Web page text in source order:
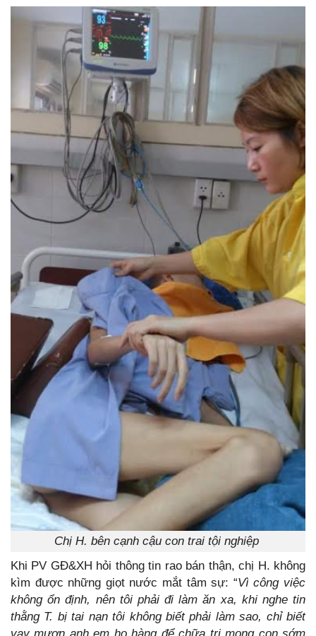
Chị H. bên cạnh cậu con trai tội nghiệp
Khi PV GĐ&XH hỏi thông tin rao bán thận, chị H. không
kìm được những giọt nước mắt tâm sự: “Vì công việc
không ổn định, nên tôi phải đi làm ăn xa, khi nghe tin
thằng T. bị tai nạn tôi không biết phải làm sao, chỉ biết